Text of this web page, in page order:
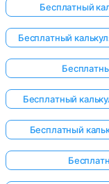
Бесплатный
Бесплатный
Бесплатный
Бесплатный